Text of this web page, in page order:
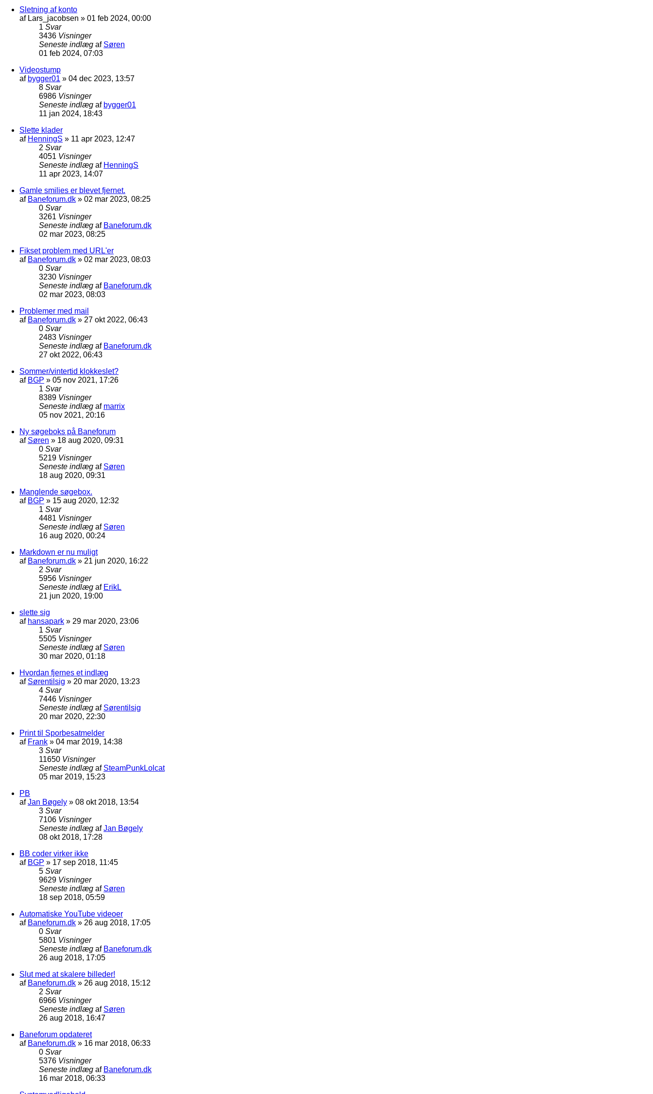
Sletning af konto
af Lars_jacobsen » 01 feb 2024, 00:00
1 Svar
3436 Visninger
Seneste indlæg af Søren
01 feb 2024, 07:03
Videostump
af bygger01 » 04 dec 2023, 13:57
8 Svar
6986 Visninger
Seneste indlæg af bygger01
11 jan 2024, 18:43
Slette klader
af HenningS » 11 apr 2023, 12:47
2 Svar
4051 Visninger
Seneste indlæg af HenningS
11 apr 2023, 14:07
Gamle smilies er blevet fjernet.
af Baneforum.dk » 02 mar 2023, 08:25
0 Svar
3261 Visninger
Seneste indlæg af Baneforum.dk
02 mar 2023, 08:25
Fikset problem med URL'er
af Baneforum.dk » 02 mar 2023, 08:03
0 Svar
3230 Visninger
Seneste indlæg af Baneforum.dk
02 mar 2023, 08:03
Problemer med mail
af Baneforum.dk » 27 okt 2022, 06:43
0 Svar
2483 Visninger
Seneste indlæg af Baneforum.dk
27 okt 2022, 06:43
Sommer/vintertid klokkeslet?
af BGP » 05 nov 2021, 17:26
1 Svar
8389 Visninger
Seneste indlæg af marrix
05 nov 2021, 20:16
Ny søgeboks på Baneforum
af Søren » 18 aug 2020, 09:31
0 Svar
5219 Visninger
Seneste indlæg af Søren
18 aug 2020, 09:31
Manglende søgebox.
af BGP » 15 aug 2020, 12:32
1 Svar
4481 Visninger
Seneste indlæg af Søren
16 aug 2020, 00:24
Markdown er nu muligt
af Baneforum.dk » 21 jun 2020, 16:22
2 Svar
5956 Visninger
Seneste indlæg af ErikL
21 jun 2020, 19:00
slette sig
af hansapark » 29 mar 2020, 23:06
1 Svar
5505 Visninger
Seneste indlæg af Søren
30 mar 2020, 01:18
Hvordan fjernes et indlæg
af Sørentilsig » 20 mar 2020, 13:23
4 Svar
7446 Visninger
Seneste indlæg af Sørentilsig
20 mar 2020, 22:30
Print til Sporbesatmelder
af Frank » 04 mar 2019, 14:38
3 Svar
11650 Visninger
Seneste indlæg af SteamPunkLolcat
05 mar 2019, 15:23
PB
afJan Bøgely » 08 okt 2018, 13:54
3 Svar
7106 Visninger
Seneste indlæg afJan Bøgely
08 okt 2018, 17:28
BB coder virker ikke
af BGP » 17 sep 2018, 11:45
5 Svar
9629 Visninger
Seneste indlæg af Søren
18 sep 2018, 05:59
Automatiske YouTube videoer
af Baneforum.dk » 26 aug 2018, 17:05
0 Svar
5801 Visninger
Seneste indlæg af Baneforum.dk
26 aug 2018, 17:05
Slut med at skalere billeder!
af Baneforum.dk » 26 aug 2018, 15:12
2 Svar
6966 Visninger
Seneste indlæg af Søren
26 aug 2018, 16:47
Baneforum opdateret
af Baneforum.dk » 16 mar 2018, 06:33
0 Svar
5376 Visninger
Seneste indlæg af Baneforum.dk
16 mar 2018, 06:33